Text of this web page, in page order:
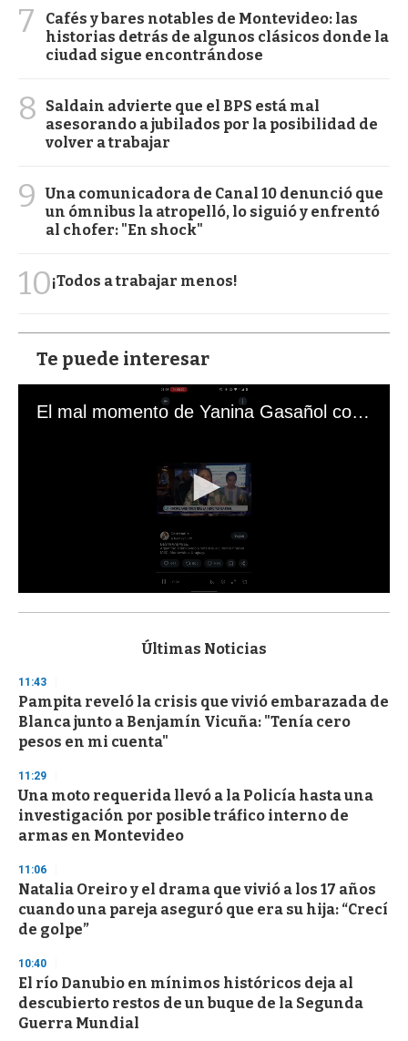
7
Cafés y bares notables de Montevideo: las
historias detrás de algunos clásicos donde la
ciudad sigue encontrándose
8
Saldain advierte que el BPS está mal
asesorando a jubilados por la posibilidad de
volver a trabajar
9
Una comunicadora de Canal 10 denunció que
un ómnibus la atropelló, lo siguió y enfrentó
al chofer: "En shock"
10¡Todos a trabajar menos!
Te puede interesar
El mal momento de Yanina Gasañol con un hincha argentino en "Subrayado"
s
d
s
o
f
3
s
e
c
o
n
Últimas Noticias
11:43
Pampita reveló la crisis que vivió embarazada de
Blanca junto a Benjamín Vicuña: "Tenía cero
pesos en mi cuenta"
11:29
Una moto requerida llevó a la Policía hasta una
investigación por posible tráfico interno de
armas en Montevideo
11:06
Natalia Oreiro y el drama que vivió a los 17 años
cuando una pareja aseguró que era su hija: “Crecí
de golpe”
10:40
El río Danubio en mínimos históricos deja al
descubierto restos de un buque de la Segunda
Guerra Mundial